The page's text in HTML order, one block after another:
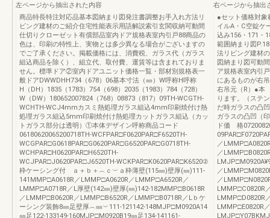
左ページから抽出された内容
商品特長特注対応品基本図納まり図発注書調整お手入れ方法リ
ビング建材のご紹介住宅性能表示用語解説索引玄関収納可動間
仕切りクローゼット有償部品室内ドア規格表室内引戸88商品の
色は、印刷の特性上、実物とは多少異なる場合がございますの
でご了承ください。掲載価格には、消費税、ガラス代（ガラス
組込商品を除く）、組立代、取付費、運賃等は含まれておりま
せん。標準ドア②室内ドアユニット価格一覧・部材別規格表一
般ドアDWWDHH734（678）06基本寸法（㎜）W呼称H呼称
H（DH）1835（1783）754（698）2035（1983）784（728）
W（DW）180652007824（768）08873（817）09TH-WCGTH-
WCHTH-WCJ4mmカスミ熱処理ガラス組込4mm印刷焼付け熱
処理ガラス組込5mm印刷焼付け熱処理カットガラス組込（カッ
トガラス部分は透明）①本体デザイン呼称商品コード
06180620065200718TH-WCFPAR□F0620PAR□F6520TH-
WCGPAR□G0618PAR□G0620PAR□G6520PAR□G0718TH-
WCHPAR□H0620PAR□H6520TH-
WCJPAR□J0620PAR□J6520TH-WCKPAR□K0620PAR□K6520②
枠ケーシング付 ａ＋ｂ＋︵ｃ︶ａ枠薄壁(115㎜)壁厚(㎜)111-
141MMP□A0618R／LMMP□A0620R／LMMP□A6520R／
LMMP□A0718R／L厚壁(142㎜)壁厚(㎜)142-182MMP□B0618R
／LMMP□B0620R／LMMP□B6520R／LMMP□B0718R／Lｂケ
ーシング装飾8㎜足壁厚︵㎜︶111-121142-148MJP□M0920A14
㎜足122-133149-160MJP□M0920B19㎜足134-141161-
右ページから抽出
●セット価格対象
イルA・C空錠ケ
込み156・171・
範囲納まり図
法リビング建材
図納まり図可動
ア規格表室内引
にあるものが右
右吊元（R）●本
ります。（ステ
だ時ガラスの凸
ガラスの凸凹（
ド価 格
／
／
／
／
LMMP□C0820R
LMMP□D0820R
LMMP□E0820R